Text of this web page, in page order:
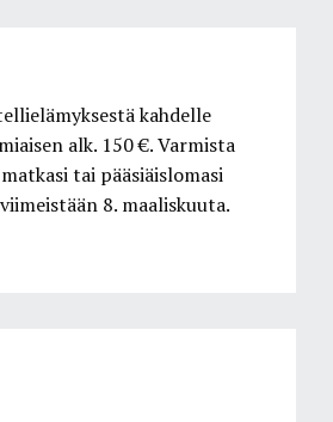
kahdelle
alk. 150 €. Varmista
tai pääsiäislomasi
8. maaliskuuta.